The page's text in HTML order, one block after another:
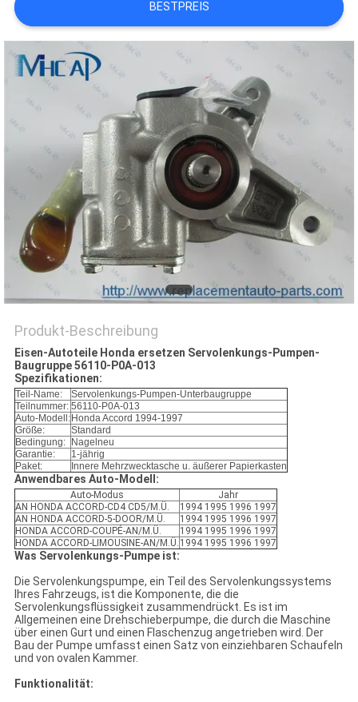
POLICY
BESTPREIS
Produkt-Beschreibung
Eisen-Autoteile Honda ersetzen Servolenkungs-Pumpen-
Baugruppe 56110-P0A-013
Spezifikationen:
Teil-Name:
Servolenkungs-Pumpen-Unterbaugruppe
Teilnummer: 56110-P0A-013
Auto-Modell: Honda Accord 1994-1997
Größe:
Standard
Bedingung:
Nagelneu
Garantie:
1-jährig
Paket:
Innere Mehrzwecktasche u. äußerer Papierkasten
Anwendbares Auto-Modell:
Auto-Modus
Jahr
AN HONDA ACCORD-CD4 CD5/M.Ü.
1994 1995 1996 1997
AN HONDA ACCORD-5-DOOR/M.Ü.
1994 1995 1996 1997
HONDA ACCORD-COUPÉ-AN/M.Ü.
1994 1995 1996 1997
HONDA ACCORD-LIMOUSINE-AN/M.Ü. 1994 1995 1996 1997
Was Servolenkungs-Pumpe ist:
Die Servolenkungspumpe, ein Teil des Servolenkungssystems
Ihres Fahrzeugs, ist die Komponente, die die
Servolenkungsflüssigkeit zusammendrückt. Es ist im
Allgemeinen eine Drehschieberpumpe, die durch die Maschine
über einen Gurt und einen Flaschenzug angetrieben wird. Der
Bau der Pumpe umfasst einen Satz von einziehbaren Schaufeln
und von ovalen Kammer.
Funktionalität: